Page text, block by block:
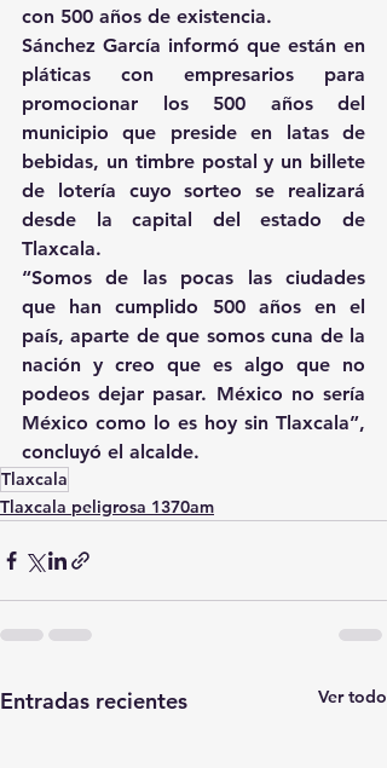
con 500 años de existencia.
Sánchez García informó que están en
pláticas con empresarios para
promocionar los 500 años del
municipio que preside en latas de
bebidas, un timbre postal y un billete
de lotería cuyo sorteo se realizará
desde la capital del estado de
Tlaxcala.
“Somos de las pocas las ciudades
que han cumplido 500 años en el
país, aparte de que somos cuna de la
nación y creo que es algo que no
podeos dejar pasar. México no sería
México como lo es hoy sin Tlaxcala”,
concluyó el alcalde.
Tlaxcala
Tlaxcala peligrosa 1370am
Entradas recientes Ver todo